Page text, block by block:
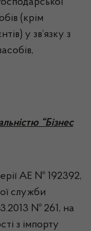
(крім
у зв’язку з
“Бізнес
АЕ № 192392,
служби
№ 261, на
з імпорту